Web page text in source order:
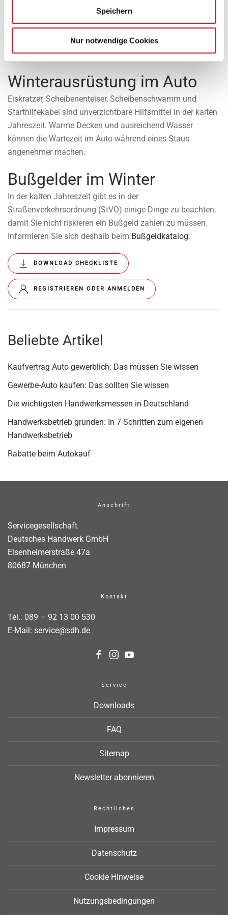
Speichern
Nur notwendige Cookies
Winterausrüstung im Auto
Eiskratzer, Scheibenenteiser, Scheibenschwamm und
Starthilfekabel sind unverzichtbare Hilfsmittel in der kalten
Jahreszeit. Warme Decken und ausreichend Wasser
können die Wartezeit im Auto während eines Staus
angenehmer machen.
Bußgelder im Winter
In der kalten Jahreszeit gibt es in der
Straßenverkehrsordnung (StVO) einige Dinge zu beachten,
damit Sie nicht riskieren ein Bußgeld zahlen zu müssen.
Informieren Sie sich deshalb beim Bußgeldkatalog.
DOWNLOAD CHECKLISTE
REGISTRIEREN ODER ANMELDEN
Beliebte Artikel
Kaufvertrag Auto gewerblich: Das müssen Sie wissen
Gewerbe-Auto kaufen: Das sollten Sie wissen
Die wichtigsten Handwerksmessen in Deutschland
Handwerksbetrieb gründen: In 7 Schritten zum eigenen
Handwerksbetrieb
Rabatte beim Autokauf
Anschrift
Servicegesellschaft
Deutsches Handwerk GmbH
Elsenheimerstraße 47a
80687 München
Kontakt
Tel.: 089 – 92 13 00 530
E-Mail: service@sdh.de
Service
Downloads
FAQ
Sitemap
Newsletter abonnieren
Rechtliches
Impressum
Datenschutz
Cookie Hinweise
Nutzungsbedingungen